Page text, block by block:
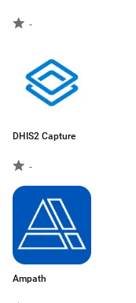
-
DHIS2 Capture
-
Ampath